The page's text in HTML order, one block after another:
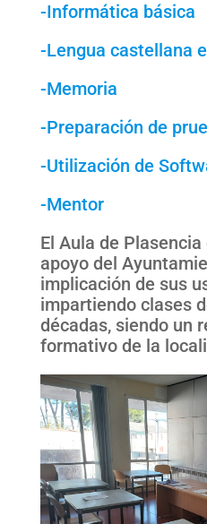
-Informática básica
-Lengua castellana
-Memoria
-Preparación de
-Utilización de
-Mentor
El Aula de
apoyo del
implicación de sus
impartiendo clases
décadas, siendo un
formativo de la